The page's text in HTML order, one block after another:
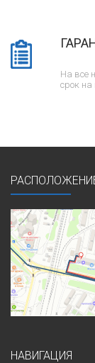
На все
срок на
НАВИГАЦИЯ